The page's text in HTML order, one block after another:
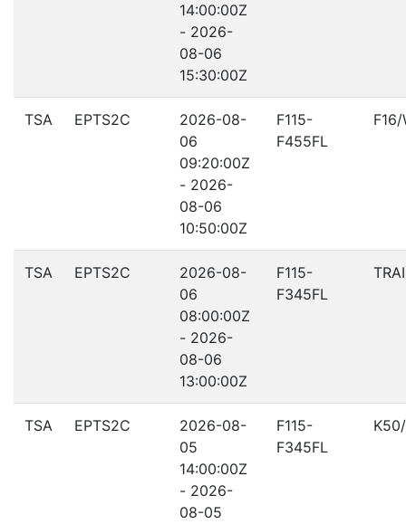
14:00:00Z
- 2026-
08-06
15:30:00Z
TSA EPTS2C
2026-08-
06
09:20:00Z
- 2026-
08-06
10:50:00Z
F115-
F455FL
F16/
TSA EPTS2C
2026-08-
06
08:00:00Z
- 2026-
08-06
13:00:00Z
F115-
F345FL
TSA EPTS2C
2026-08-
05
14:00:00Z
- 2026-
08-05
F115-
F345FL